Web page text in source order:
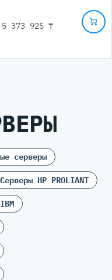
5 373 925 ₸
серверы
Серверы HP PROLIANT